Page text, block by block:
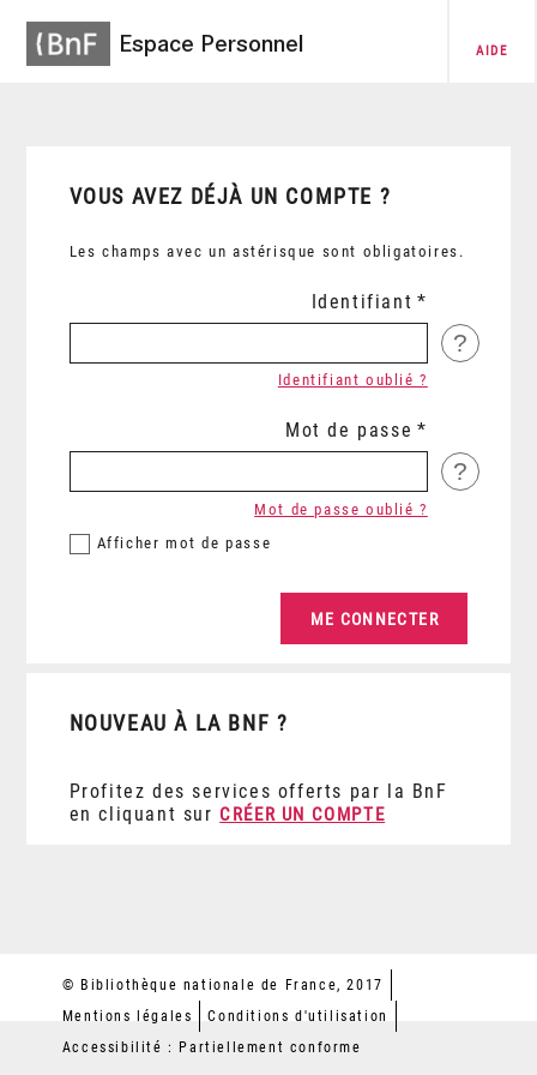
Espace Personnel AIDE
VOUS AVEZ DÉJÀ UN COMPTE ?
Les champs avec un astérisque sont obligatoires.
Identifiant
?
Identifiant oublié ?
Mot de passe
?
Afficher mot de passe
Mot de passe oublié ?
NOUVEAU À LA BNF ?
Profitez des services offerts par la BnF
en cliquant sur CRÉER UN COMPTE
© Bibliothèque nationale de France, 2017
Mentions légales
Conditions d'utilisation
Accessibilité : Partiellement conforme